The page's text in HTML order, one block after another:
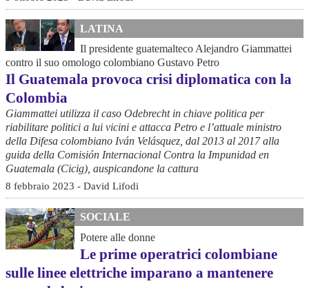
LATINA
Il presidente guatemalteco Alejandro Giammattei
contro il suo omologo colombiano Gustavo Petro
Il Guatemala provoca crisi diplomatica con la
Colombia
Giammattei utilizza il caso Odebrecht in chiave politica per
riabilitare politici a lui vicini e attacca Petro e l’attuale ministro
della Difesa colombiano Iván Velásquez, dal 2013 al 2017 alla
guida della Comisión Internacional Contra la Impunidad en
Guatemala (Cicig), auspicandone la cattura
8 febbraio 2023 - David Lifodi
SOCIALE
Potere alle donne
Le prime operatrici colombiane
sulle linee elettriche imparano a mantenere